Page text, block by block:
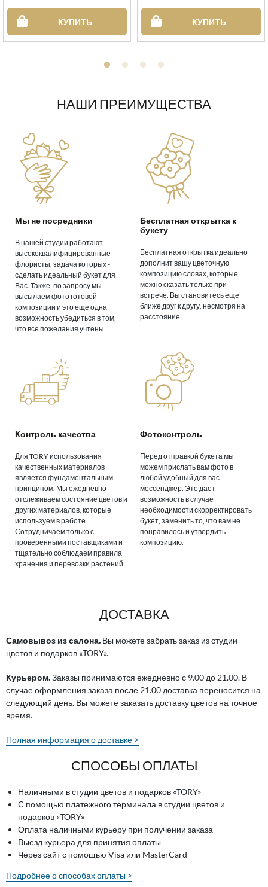
КУПИТЬ КУПИТЬ
НАШИ ПРЕИМУЩЕСТВА
Мы не посредники
В нашей студии работают
высококвалифицированные
флористы, задача которых -
сделать идеальный букет для
Вас. Также, по запросу мы
высылаем фото готовой
композиции и это еще одна
возможность убедиться в том,
что все пожелания учтены.
Бесплатная открытка к
букету
Бесплатная открытка идеально
дополнит вашу цветочную
композицию словах, которые
можно сказать только при
встрече. Вы становитесь еще
ближе друг к другу, несмотря на
расстояние.
Контроль качества
Для TORY использования
качественных материалов
является фундаментальным
принципом. Мы ежедневно
отслеживаем состояние цветов и
других материалов, которые
используем в работе.
Сотрудничаем только с
проверенными поставщиками и
тщательно соблюдаем правила
хранения и перевозки растений.
Фотоконтроль
Перед отправкой букета мы
можем прислать вам фото в
любой удобный для вас
мессенджер. Это дает
возможность в случае
необходимости скорректировать
букет, заменить то, что вам не
понравилось и утвердить
композицию.
ДОСТАВКА
Самовывоз из салона. Вы можете забрать заказ из студии
цветов и подарков «TORY».
Курьером.Заказы принимаются ежедневно с 9.00 до 21.00. В
случае оформления заказа после 21.00 доставка переносится на
следующий день. Вы можете заказать доставку цветов на точное
время.
Полная информация о доставке >
СПОСОБЫ ОПЛАТЫ
Наличными в студии цветов и подарков «TORY»
С помощью платежного терминала в студии цветов и
подарков «TORY»
Оплата наличными курьеру при получении заказа
Выезд курьера для принятия оплаты
Через сайт с помощью Visa или MasterCard
Подробнее о способах оплаты >